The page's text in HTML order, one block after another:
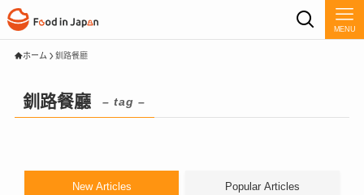
MENU
ホーム 釧路餐廳
釧路餐廳 – tag –
New Articles Popular Articles